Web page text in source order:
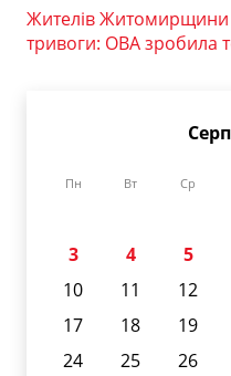
Жителів Житомирщини
тривоги: ОВА зробила
Пн Вт Ср
3
4 5
10
11 12
17
18 19
24
25 26